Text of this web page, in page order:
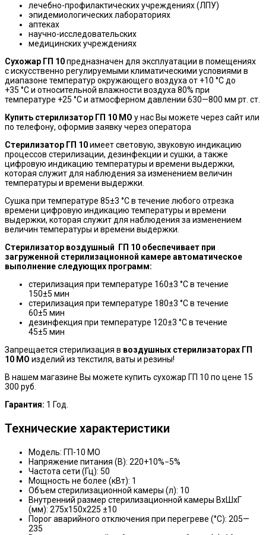
лечебно-профилактических учреждениях (ЛПУ)
эпидемиологических лабораториях
аптеках
научно-исследовательских
медицинских учреждениях
Сухожар ГП 10предназначен для эксплуатации в помещениях
с искусственно регулируемыми климатическими условиями в
диапазоне температур окружающего воздуха от +10 °C до
+35 °C и относительной влажности воздуха 80% при
температуре +25 °C и атмосферном давлении 630—800 мм рт. ст.
Купить стерилизатор ГП 10 МО у нас Вы можете через сайт или
по телефону, оформив заявку через оператора
Стерилизатор ГП 10имеет световую, звуковую индикацию
процессов стерилизации, дезинфекции и сушки, а также
цифровую индикацию температуры и времени выдержки,
которая служит для наблюдения за изменением величин
температуры и времени выдержки.
Сушка при температуре 85±3 °C в течение любого отрезка
времени цифровую индикацию температуры и времени
выдержки, которая служит для наблюдения за изменением
величин температуры и времени выдержки.
Стерилизатор воздушный ГП 10 обеспечивает при
загруженной стерилизационной камере автоматическое
выполнение следующих программ:
стерилизация при температуре 160±3 °C в течение
150±5 мин
стерилизация при температуре 180±3 °C в течение
60±5 мин
дезинфекция при температуре 120±3 °C в течение
45±5 мин
Запрещается стерилизация в воздушных стерилизаторах ГП
10 МО изделий из текстиля, ваты и резины!
В нашем магазине Вы можете купить сухожар ГП 10 по цене 15
300 руб.
Гарантия: 1 Год.
Технические характеристики
Модель: ГП-10 МО
Напряжение питания (В): 220+10%−5%
Частота сети (Гц): 50
Мощность не более (кВт): 1
Объем стерилизационной камеры (л): 10
Внутренний размер стерилизационной камеры ВхШхГ
(мм): 275х150х225 ±10
Порог аварийного отключения при перегреве (°C): 205—
235